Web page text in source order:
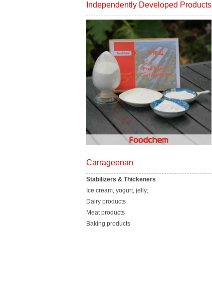
Independently Developed Products
Carrageenan
Stabilizers & Thickeners
Ice cream, yogurt, jelly;
Dairy products
Meat products
Baking products